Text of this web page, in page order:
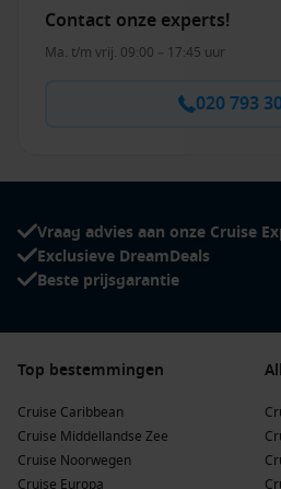
Contact onze experts!
Ma. t/m vrij. 09:00 – 17:45 uur
020 793
Vraag advies aan onze Cruise
Exclusieve DreamDeals
Beste prijsgarantie
Top bestemmingen
Cruise Caribbean
Cruise Middellandse Zee
Cruise Noorwegen
Cruise Europa